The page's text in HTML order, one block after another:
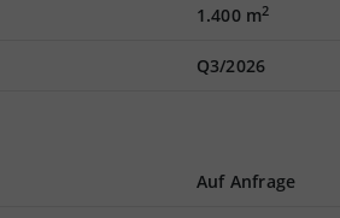
1.400 m2
Q3/2026
Auf Anfrage